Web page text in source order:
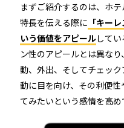
まずご紹介するのは、ホ
特長を伝える際に 「キー
いう価値をアピールしてい
ン性のアピールとは異な
動、外出、そしてチェッ
動に目を向け、その利便
てみたいという感情を高め